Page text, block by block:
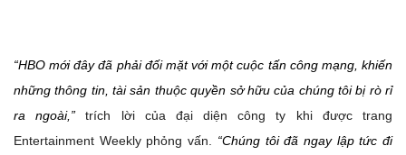
“HBO mới đây đã phải đối mặt với một cuộc tấn công mạng, khiến
những thông tin, tài sản thuộc quyền sở hữu của chúng tôi bị rò rỉ
ra ngoài,” trích lời của đại diện công ty khi được trang
Entertainment Weekly phỏng vấn. “Chúng tôi đã ngay lập tức đi